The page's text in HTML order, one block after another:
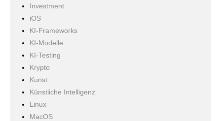
Investment
iOS
KI-Frameworks
KI-Modelle
KI-Testing
Krypto
Kunst
Künstliche Intelligenz
Linux
MacOS